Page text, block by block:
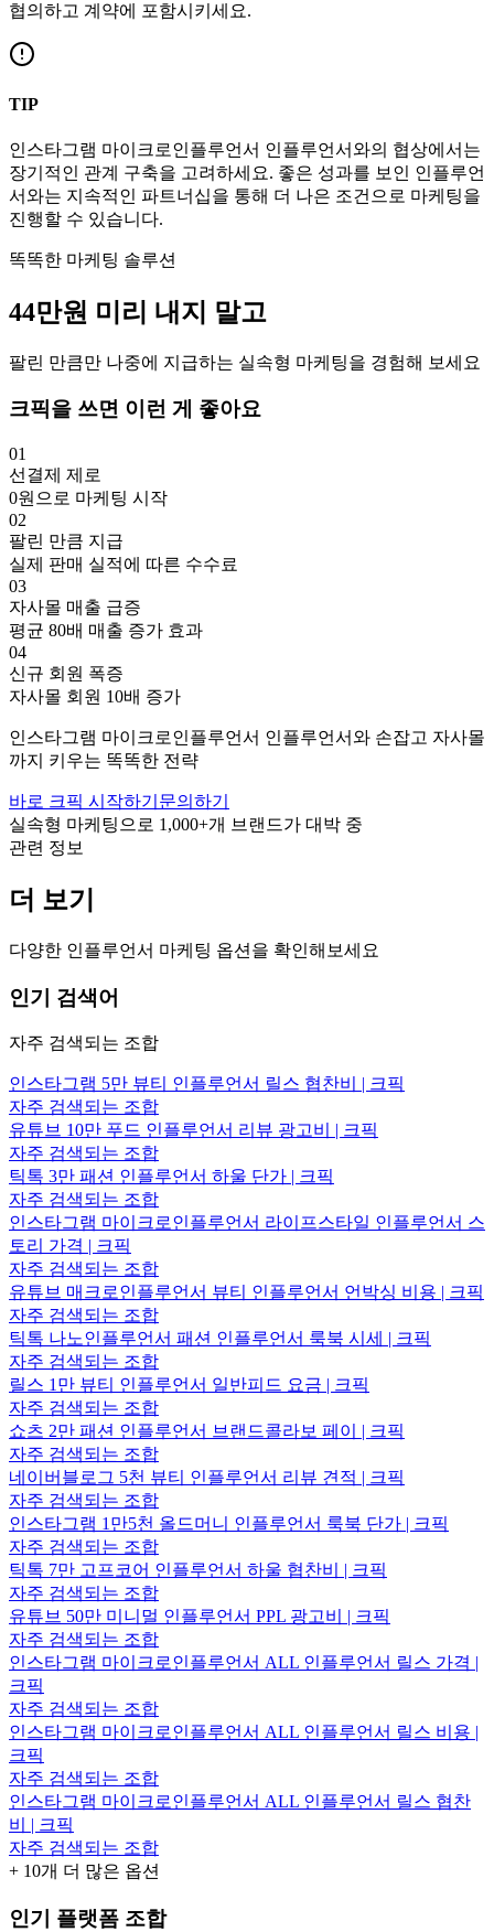
협의하고 계약에 포함시키세요.
TIP
인스타그램 마이크로인플루언서 인플루언서와의 협상에서는
장기적인 관계 구축을 고려하세요. 좋은 성과를 보인 인플루언
서와는 지속적인 파트너십을 통해 더 나은 조건으로 마케팅을
진행할 수 있습니다.
똑똑한 마케팅 솔루션
44만원 미리 내지 말고
팔린 만큼만 나중에 지급하는 실속형 마케팅을 경험해 보세요
크픽을 쓰면 이런 게 좋아요
01
선결제 제로
0원으로 마케팅 시작
02
팔린 만큼 지급
실제 판매 실적에 따른 수수료
03
자사몰 매출 급증
평균 80배 매출 증가 효과
04
신규 회원 폭증
자사몰 회원 10배 증가
인스타그램 마이크로인플루언서 인플루언서와 손잡고 자사몰
까지 키우는 똑똑한 전략
바로 크픽 시작하기 문의하기
실속형 마케팅으로 1,000+개 브랜드가 대박 중
관련 정보
더 보기
다양한 인플루언서 마케팅 옵션을 확인해보세요
인기 검색어
자주 검색되는 조합
인스타그램 5만 뷰티 인플루언서 릴스 협찬비 | 크픽
자주 검색되는 조합
유튜브 10만 푸드 인플루언서 리뷰 광고비 | 크픽
자주 검색되는 조합
틱톡 3만 패션 인플루언서 하울 단가 | 크픽
자주 검색되는 조합
인스타그램 마이크로인플루언서 라이프스타일 인플루언서 스
토리 가격 | 크픽
자주 검색되는 조합
유튜브 매크로인플루언서 뷰티 인플루언서 언박싱 비용 | 크픽
자주 검색되는 조합
틱톡 나노인플루언서 패션 인플루언서 룩북 시세 | 크픽
자주 검색되는 조합
릴스 1만 뷰티 인플루언서 일반피드 요금 | 크픽
자주 검색되는 조합
쇼츠 2만 패션 인플루언서 브랜드콜라보 페이 | 크픽
자주 검색되는 조합
네이버블로그 5천 뷰티 인플루언서 리뷰 견적 | 크픽
자주 검색되는 조합
인스타그램 1만5천 올드머니 인플루언서 룩북 단가 | 크픽
자주 검색되는 조합
틱톡 7만 고프코어 인플루언서 하울 협찬비 | 크픽
자주 검색되는 조합
유튜브 50만 미니멀 인플루언서 PPL 광고비 | 크픽
자주 검색되는 조합
인스타그램 마이크로인플루언서 ALL 인플루언서 릴스 가격 |
크픽
자주 검색되는 조합
인스타그램 마이크로인플루언서 ALL 인플루언서 릴스 비용 |
크픽
자주 검색되는 조합
인스타그램 마이크로인플루언서 ALL 인플루언서 릴스 협찬
비 | 크픽
자주 검색되는 조합
+ 10개 더 많은 옵션
인기 플랫폼 조합